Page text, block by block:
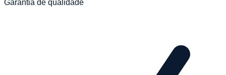
Garantia de qualidade